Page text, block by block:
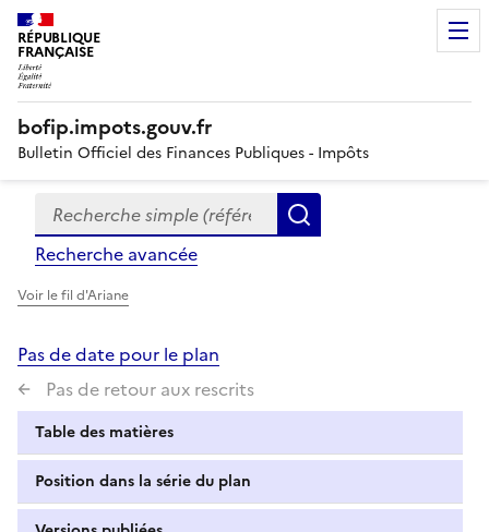
RÉPUBLIQUE
FRANÇAISE
bofip.impots.gouv.fr
Bulletin Officiel des Finances Publiques - Impôts
Formulaire
de
recherche
Recherche simple (références, mots clés, partie du
Recherche avancée
Voir le fil d'Ariane
Pas de date pour le plan
Pas de retour aux rescrits
Table des matières
Position dans la série du plan